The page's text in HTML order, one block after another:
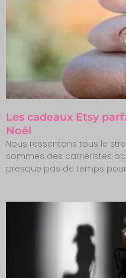
Les cadeaux Etsy
Noël
Nous ressentons tous le
sommes des carriéristes
presque pas de temps